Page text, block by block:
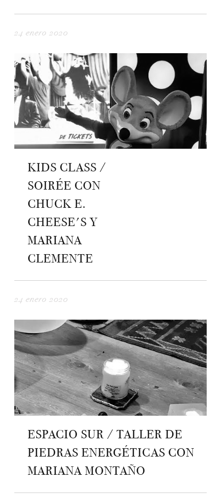
24 enero 2020
KIDS CLASS /
SOIRÉE CON
CHUCK E.
CHEESE'S Y
MARIANA
CLEMENTE
24 enero 2020
ESPACIO SUR / TALLER DE
PIEDRAS ENERGÉTICAS CON
MARIANA MONTAÑO